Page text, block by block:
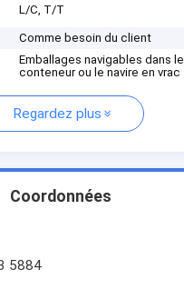
L/C, T/T
Comme besoin du client
Emballages navigables dans le
conteneur ou le navire en vrac
Regardez plus
Coordonnées
5884